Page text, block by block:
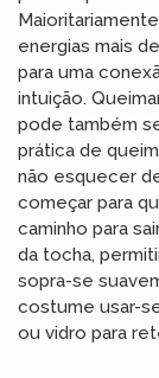
energias mais
para uma
intuição.
pode também
prática de
não esquecer
começar para
caminho para
da tocha,
sopra-se
costume usar-
ou vidro para